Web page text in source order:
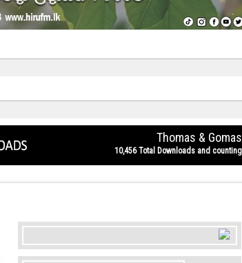
Thomas & Gomas
10,456 Total Downloads and counting